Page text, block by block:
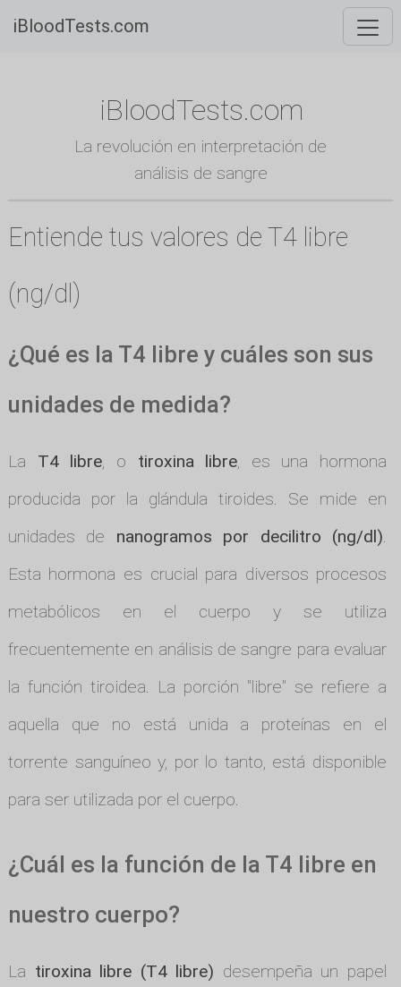
iBloodTests.com
iBloodTests.com
La revolución en interpretación de
análisis de sangre
Entiende tus valores de T4 libre
(ng/dl)
¿Qué es la T4 libre y cuáles son sus
unidades de medida?
La T4 libre, o tiroxina libre, es una hormona
producida por la glándula tiroides. Se mide en
unidades de nanogramos por decilitro (ng/dl).
Esta hormona es crucial para diversos procesos
metabólicos en el cuerpo y se utiliza
frecuentemente en análisis de sangre para evaluar
la función tiroidea. La porción "libre" se refiere a
aquella que no está unida a proteínas en el
torrente sanguíneo y, por lo tanto, está disponible
para ser utilizada por el cuerpo.
¿Cuál es la función de la T4 libre en
nuestro cuerpo?
La tiroxina libre (T4 libre) desempeña un papel